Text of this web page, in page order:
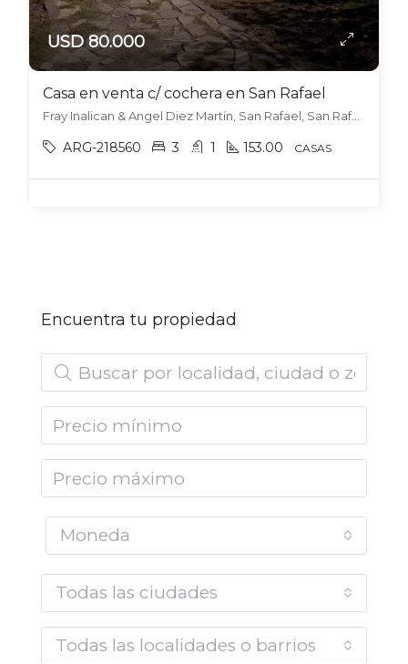
USD 80.000
Casa en venta c/ cochera en San Rafael
Fray Inalican & Angel Diez Martín, San Rafael, San Rafael
ARG-218560 3 1 153.00 CASAS
Encuentra tu propiedad
Moneda
Todas las ciudades
Todas las localidades o barrios